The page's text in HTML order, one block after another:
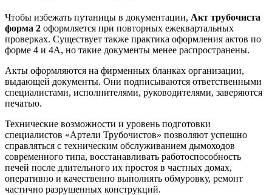
Чтобы избежать путаницы в документации, Акт трубочиста
форма 2 оформляется при повторных ежеквартальных
проверках. Существует также практика оформления актов по
форме 4 и 4А, но такие документы менее распространены.
Акты оформляются на фирменных бланках организации,
выдающей документы. Они подписываются ответственными
специалистами, исполнителями, руководителями, заверяются
печатью.
Технические возможности и уровень подготовки
специалистов «Артели Трубочистов» позволяют успешно
справляться с техническим обслуживанием дымоходов
современного типа, восстанавливать работоспособность
печей после длительного их простоя в частных домах,
оперативно и качественно выполнять обмуровку, ремонт
частично разрушенных конструкций.